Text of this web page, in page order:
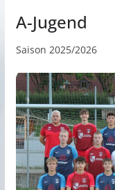
A-Jugend
Saison 2025/2026